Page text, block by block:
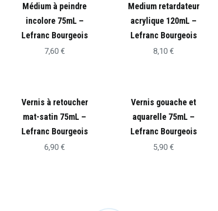
Médium à peindre
incolore 75mL –
Lefranc Bourgeois
7,60 €
Medium retardateur
acrylique 120mL –
Lefranc Bourgeois
8,10 €
Vernis à retoucher
mat-satin 75mL –
Lefranc Bourgeois
6,90 €
Vernis gouache et
aquarelle 75mL –
Lefranc Bourgeois
5,90 €